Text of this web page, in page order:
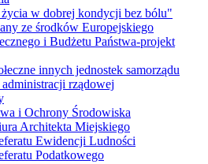
w dobrej kondycji bez bólu"
ze środków Europejskiego
i Budżetu Państwa-projekt
innych jednostek samorządu
rządowej
i Ochrony Środowiska
Architekta Miejskiego
Ewidencji Ludności
Podatkowego